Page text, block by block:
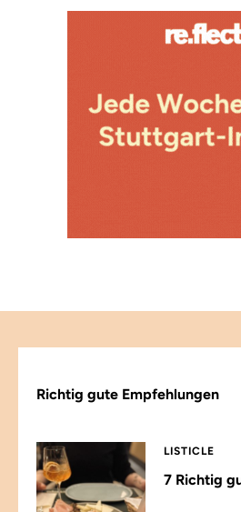
Richtig gute Empfehlungen
LISTICLE
7 Richtig